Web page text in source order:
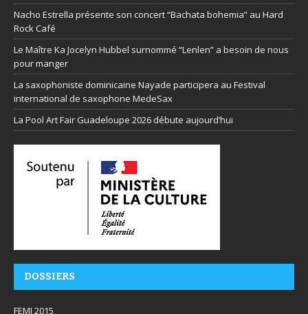
Nacho Estrella présente son concert “Bachata bohemia” au Hard
Rock Café
Le Maître Ka Jocelyn Hubbel surnommé “Lenlen” a besoin de nous
pour manger
La saxophoniste dominicaine Nayade participera au Festival
international de saxophone MedeSax
La Pool Art Fair Guadeloupe 2026 débute aujourd’hui
DOSSIERS
FEMI 2015